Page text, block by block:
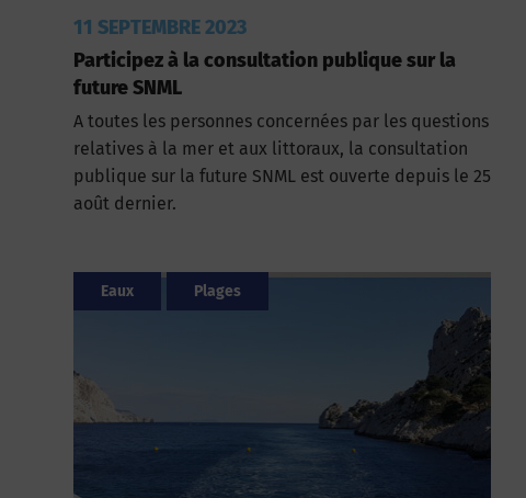
11 SEPTEMBRE 2023
Participez à la consultation publique sur la
future SNML
A toutes les personnes concernées par les questions
relatives à la mer et aux littoraux, la consultation
publique sur la future SNML est ouverte depuis le 25
août dernier.
Eaux Plages